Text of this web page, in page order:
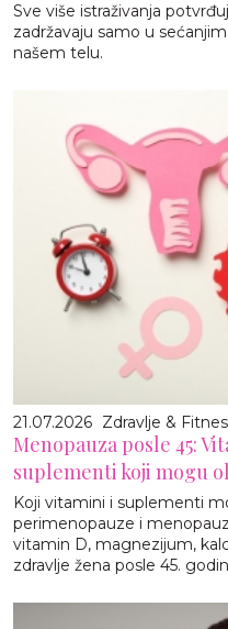
Sve više istraživanja
zadržavaju samo u
našem telu.
21.07.2026 Zdravlje &
Menopauza posle 45:
suplementi koji mogu
Koji vitamini i suplementi
perimenopauze i
vitamin D, magnezijum,
zdravlje žena posle 45.